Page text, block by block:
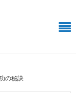
の秘訣